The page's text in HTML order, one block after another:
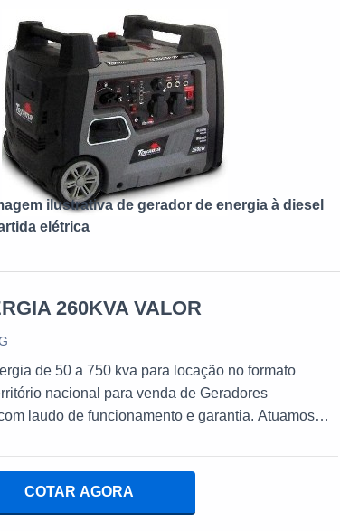
diminuindo os gastos; Contratada: atua como única
indicada para locais que não possuem energia
ENCONTRAR GERADOR DE
que desejam investir nos gerados podem usufruir
ele varie com base na marca, necessidades e
2011, a MM Geradores oferece qualidade e preço
presente em todo o Brasil colecionando
já que tem como prioridade o cliente.
ilustrativa de gerador de energia à diesel
elétrica
260KVA VALOR
de 50 a 750 kva para locação no formato
nacional para venda de Geradores
laudo de funcionamento e garantia. Atuamos
de geradores portateis, venda de geradores
potencias e locação de grupos geradores no
COTAR AGORA